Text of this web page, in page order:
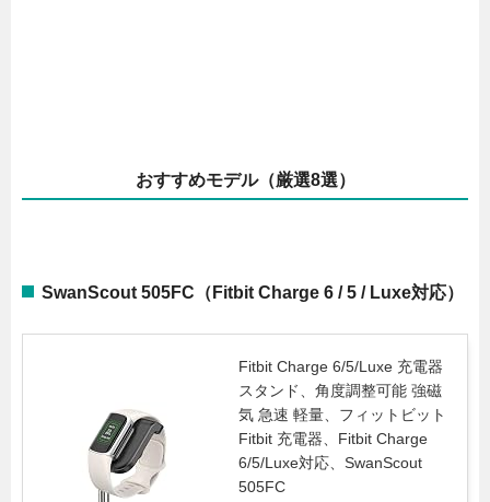
おすすめモデル（厳選8選）
SwanScout 505FC（Fitbit Charge 6 / 5 / Luxe対応）
Fitbit Charge 6/5/Luxe 充電器
スタンド、角度調整可能 強磁
気 急速 軽量、フィットビット
Fitbit 充電器、Fitbit Charge
6/5/Luxe対応、SwanScout
505FC